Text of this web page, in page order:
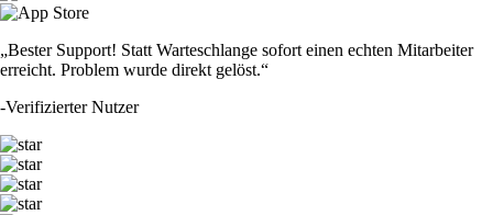
„Bester Support! Statt Warteschlange sofort einen echten Mitarbeiter
erreicht. Problem wurde direkt gelöst.“
-Verifizierter Nutzer